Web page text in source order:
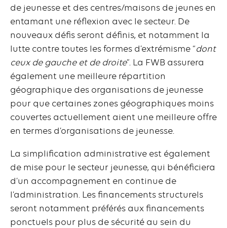
de jeunesse et des centres/maisons de jeunes en
entamant une réflexion avec le secteur. De
nouveaux défis seront définis, et notamment la
lutte contre toutes les formes d’extrémisme “dont
ceux de gauche et de droite”. La FWB assurera
également une meilleure répartition
géographique des organisations de jeunesse
pour que certaines zones géographiques moins
couvertes actuellement aient une meilleure offre
en termes d’organisations de jeunesse.
La simplification administrative est également
de mise pour le secteur jeunesse, qui bénéficiera
d’un accompagnement en continue de
l’administration. Les financements structurels
seront notamment préférés aux financements
ponctuels pour plus de sécurité au sein du